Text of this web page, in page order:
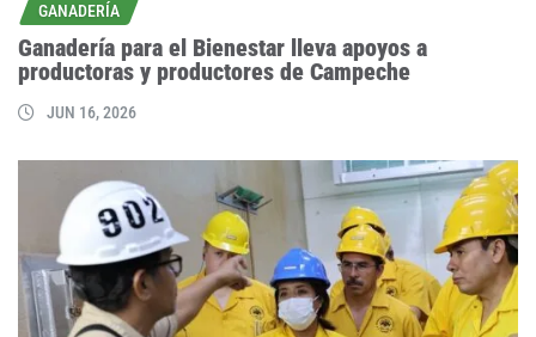
GANADERÍA
Ganadería para el Bienestar lleva apoyos a
productoras y productores de Campeche
JUN 16, 2026